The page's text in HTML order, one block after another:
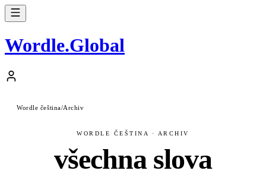
Wordle.Global
Wordle čeština/Archiv
WORDLE ČEŠTINA · ARCHIV
všechna slova